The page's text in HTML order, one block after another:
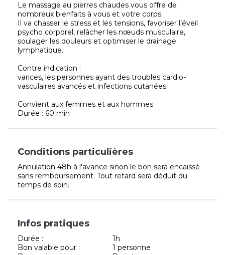
Le massage au pierres chaudes vous offre de
nombreux bienfaits à vous et votre corps.
Il va chasser le stress et les tensions, favoriser l’éveil
psycho corporel, relâcher les nœuds musculaire,
soulager les douleurs et optimiser le drainage
lymphatique.
Contre indication :
varices, les personnes ayant des troubles cardio-
vasculaires avancés et infections cutanées.
Convient aux femmes et aux hommes
Durée : 60 min
Conditions particulières
Annulation 48h à l'avance sinon le bon sera encaissé
sans remboursement. Tout retard sera déduit du
temps de soin.
Infos pratiques
Durée :
1h
Bon valable pour :
1 personne